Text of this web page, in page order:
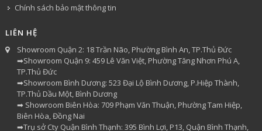
Chính sách bảo mật thông tin
LIÊN HỆ
Showroom Quận 2: 18 Trần Não, Phường Bình An, TP.Thủ Đức
➡Showroom Quận 9: 459 Lê Văn Việt, Phường Tăng Nhơn Phú A,
TP.Thủ Đức
➡Showroom Bình Dương: 523 Đại Lộ Bình Dương, P.Hiệp Thành,
TP.Thủ Dầu Một, Bình Dương
➡ Showroom Biên Hòa: 709 Phạm Văn Thuận, Phường Tam Hiệp,
Biên Hòa, Đồng Nai
➡Trụ sở Cty Quận Bình Thạnh: 395 Bình Lợi, P13, Quận Bình Thạnh,